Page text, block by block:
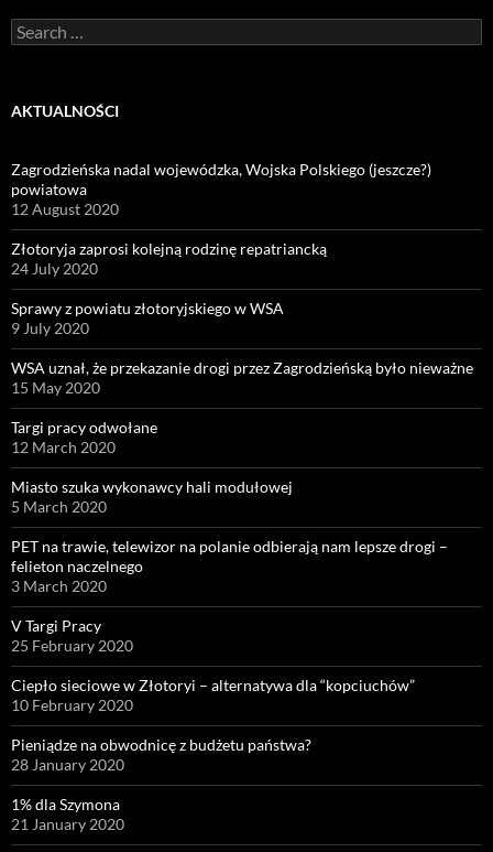
Search
for:
AKTUALNOŚCI
Zagrodzieńska nadal wojewódzka, Wojska Polskiego (jeszcze?)
powiatowa
12 August 2020
Złotoryja zaprosi kolejną rodzinę repatriancką
24 July 2020
Sprawy z powiatu złotoryjskiego w WSA
9 July 2020
WSA uznał, że przekazanie drogi przez Zagrodzieńską było nieważne
15 May 2020
Targi pracy odwołane
12 March 2020
Miasto szuka wykonawcy hali modułowej
5 March 2020
PET na trawie, telewizor na polanie odbierają nam lepsze drogi –
felieton naczelnego
3 March 2020
V Targi Pracy
25 February 2020
Ciepło sieciowe w Złotoryi – alternatywa dla “kopciuchów”
10 February 2020
Pieniądze na obwodnicę z budżetu państwa?
28 January 2020
1% dla Szymona
21 January 2020